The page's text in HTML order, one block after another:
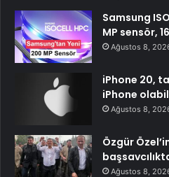
Samsung
MP sensör,
Ağustos 8,
iPhone 20,
iPhone
Ağustos 8,
Özgür
Ağustos 8,